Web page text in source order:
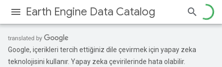
Earth Engine Data Catalog
Google, içerikleri tercih ettiğiniz dile çevirmek için yapay zeka
teknolojisini kullanır. Yapay zeka çevirilerinde hata olabilir.